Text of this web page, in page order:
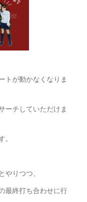
トが動かなくなりま
ーチしていただけま
りつつ、
最終打ち合わせに行